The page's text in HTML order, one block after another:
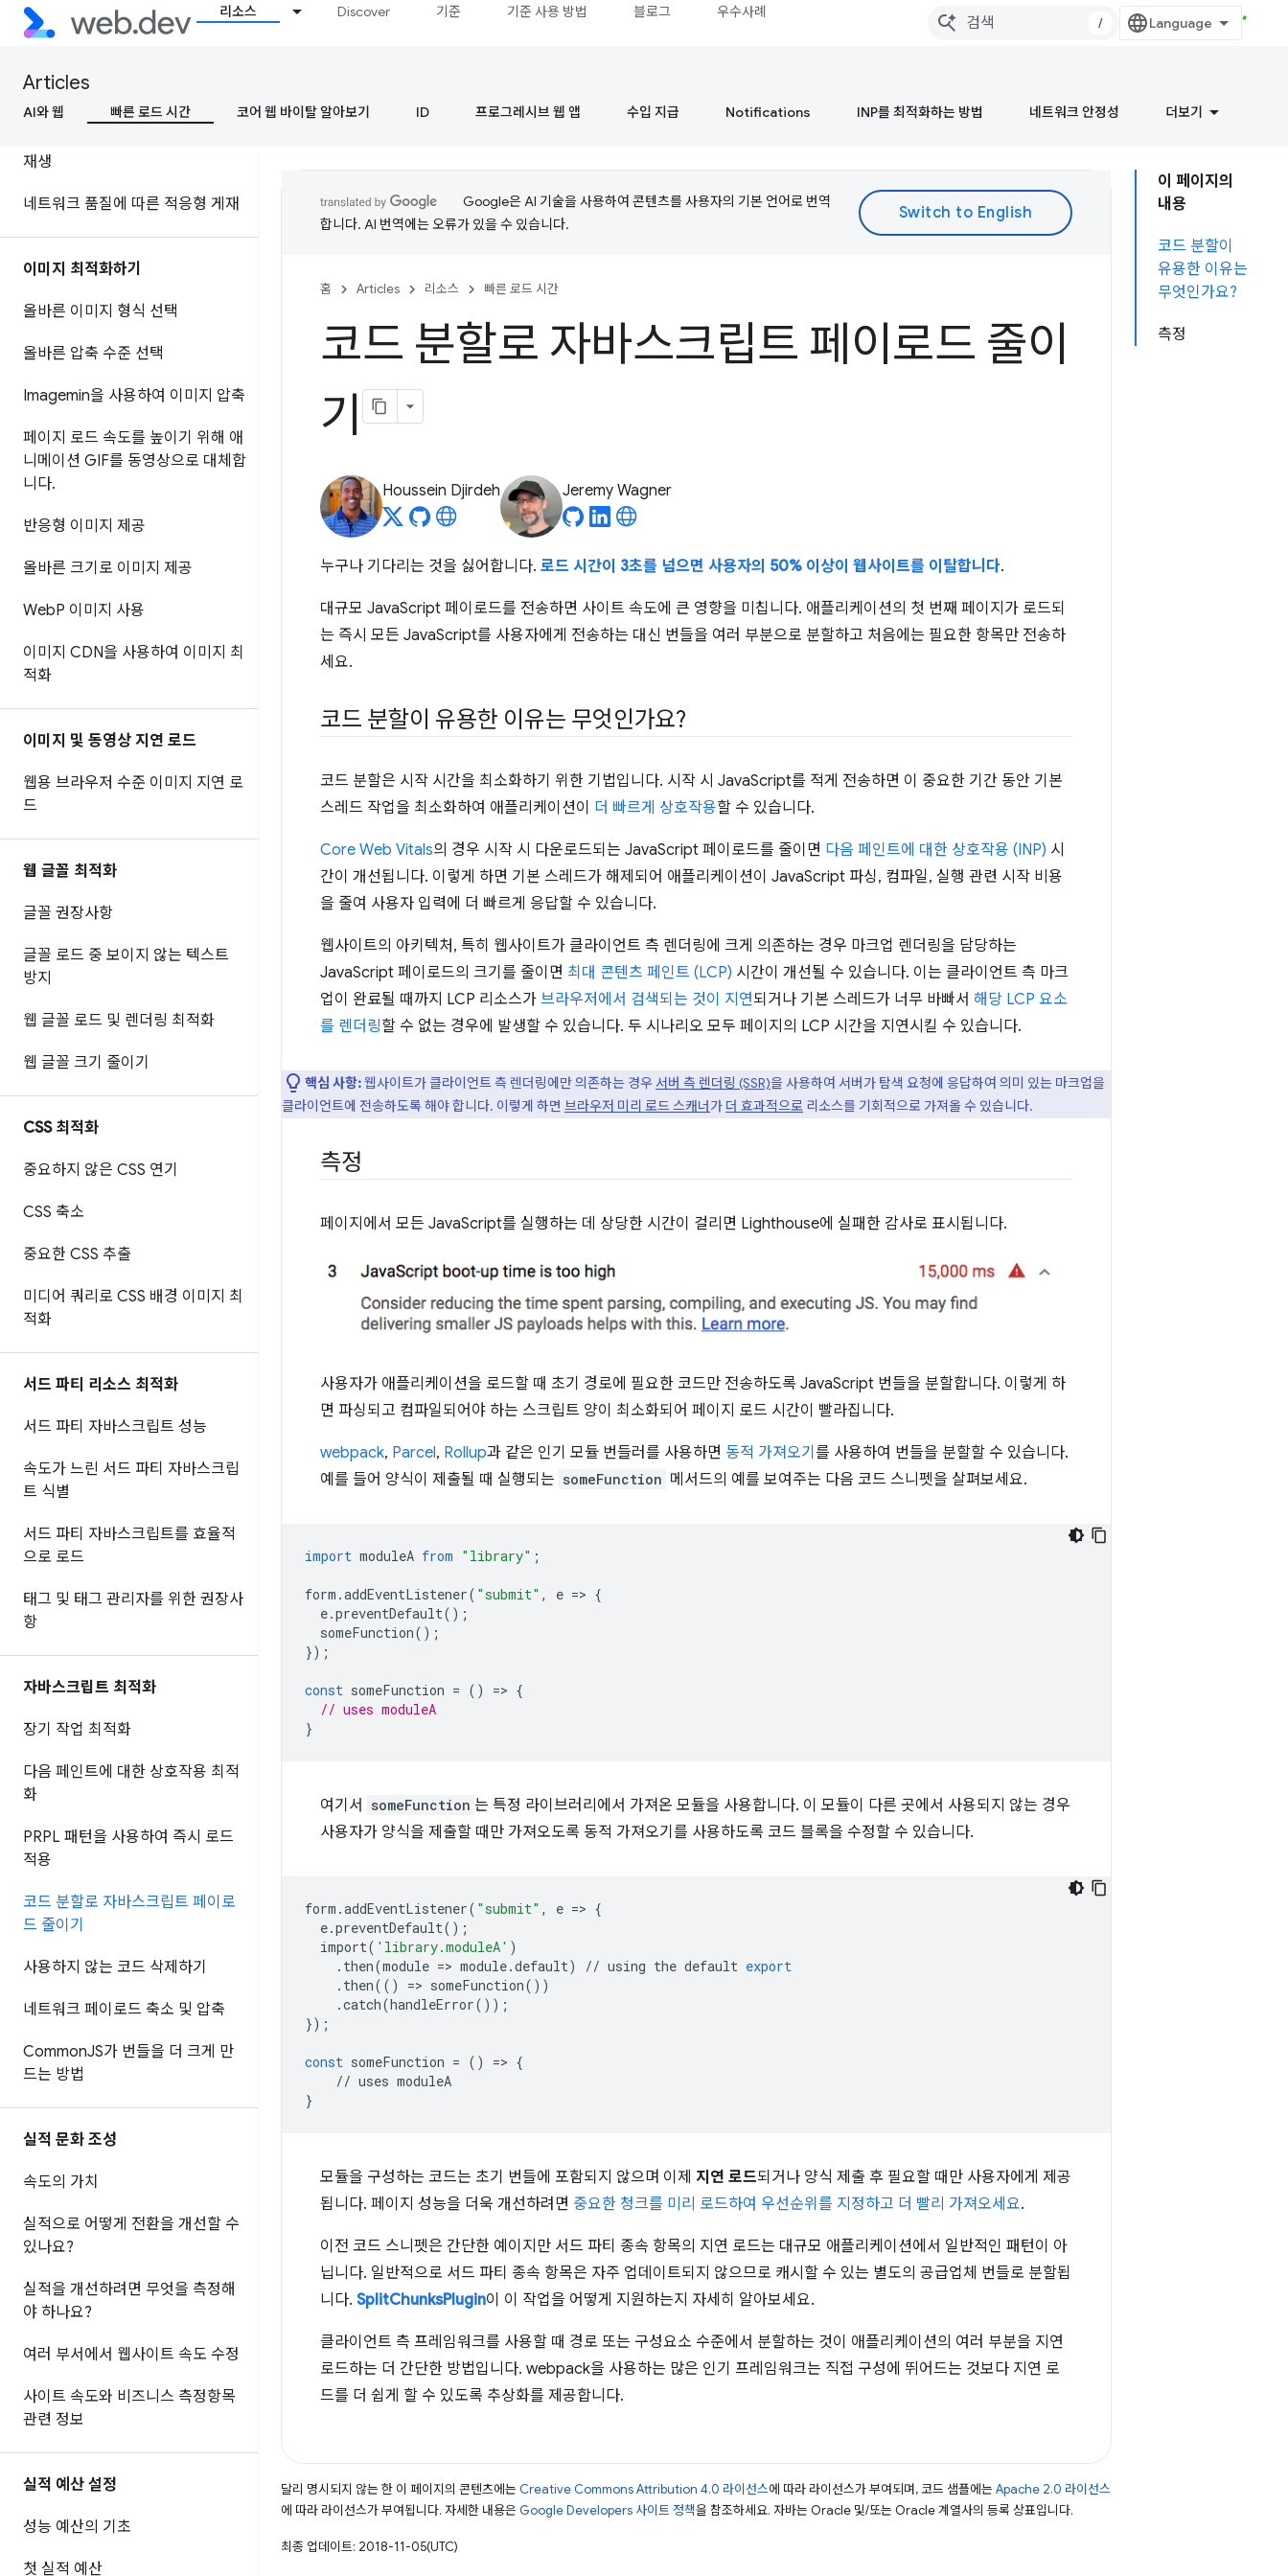
리소스 Discover 기준 기준 사용 방법 블로그 우수사례
/
Articles
AI와 웹 빠른 로드 시간 코어 웹 바이탈 알아보기 ID 프로그레시브 웹 앱 수입 지급 Notifications INP를 최적화하는 방법 네트워크 안정성 더보기
조기에 네트워크 연결을 설정하여
체감되는 페이지 속도 개선
향후 탐색 속도를 높이기 위해 리소
재생
네트워크 품질에 따른 적응형 게재
이미지 최적화하기
올바른 이미지 형식 선택
올바른 압축 수준 선택
Imagemin을 사용하여 이미지 압축
페이지 로드 속도를 높이기 위해 애
니메이션 GIF를 동영상으로 대체합
니다.
반응형 이미지 제공
올바른 크기로 이미지 제공
WebP 이미지 사용
이미지 CDN을 사용하여 이미지 최
적화
이미지 및 동영상 지연 로드
웹용 브라우저 수준 이미지 지연 로
드
웹 글꼴 최적화
글꼴 권장사항
글꼴 로드 중 보이지 않는 텍스트
방지
웹 글꼴 로드 및 렌더링 최적화
웹 글꼴 크기 줄이기
CSS 최적화
중요하지 않은 CSS 연기
CSS 축소
중요한 CSS 추출
미디어 쿼리로 CSS 배경 이미지 최
적화
서드 파티 리소스 최적화
서드 파티 자바스크립트 성능
속도가 느린 서드 파티 자바스크립
트 식별
서드 파티 자바스크립트를 효율적
으로 로드
태그 및 태그 관리자를 위한 권장사
항
자바스크립트 최적화
장기 작업 최적화
다음 페인트에 대한 상호작용 최적
화
PRPL 패턴을 사용하여 즉시 로드
적용
코드 분할로 자바스크립트 페이로
드 줄이기
사용하지 않는 코드 삭제하기
네트워크 페이로드 축소 및 압축
CommonJS가 번들을 더 크게 만
드는 방법
실적 문화 조성
속도의 가치
실적으로 어떻게 전환을 개선할 수
있나요?
실적을 개선하려면 무엇을 측정해
야 하나요?
여러 부서에서 웹사이트 속도 수정
사이트 속도와 비즈니스 측정항목
관련 정보
실적 예산 설정
성능 예산의 기초
첫 실적 예산
이 페이지의
내용
코드 분할이
유용한 이유는
무엇인가요?
측정
Google은 AI 기술을 사용하여 콘텐츠를 사용자의 기본 언어로 번역
합니다. AI 번역에는 오류가 있을 수 있습니다.
홈 Articles 리소스 빠른 로드 시간
코드 분할로 자바스크립트 페이로드 줄이
기
Houssein Djirdeh Jeremy Wagner
누구나 기다리는 것을 싫어합니다. 로드 시간이 3초를 넘으면 사용자의 50% 이상이 웹사이트를 이탈합니다.
대규모 JavaScript 페이로드를 전송하면 사이트 속도에 큰 영향을 미칩니다. 애플리케이션의 첫 번째 페이지가 로드되
는 즉시 모든 JavaScript를 사용자에게 전송하는 대신 번들을 여러 부분으로 분할하고 처음에는 필요한 항목만 전송하
세요.
코드 분할이 유용한 이유는 무엇인가요?
코드 분할은 시작 시간을 최소화하기 위한 기법입니다. 시작 시 JavaScript를 적게 전송하면 이 중요한 기간 동안 기본
스레드 작업을 최소화하여 애플리케이션이 더 빠르게 상호작용할 수 있습니다.
Core Web Vitals의 경우 시작 시 다운로드되는 JavaScript 페이로드를 줄이면 다음 페인트에 대한 상호작용 (INP) 시
간이 개선됩니다. 이렇게 하면 기본 스레드가 해제되어 애플리케이션이 JavaScript 파싱, 컴파일, 실행 관련 시작 비용
을 줄여 사용자 입력에 더 빠르게 응답할 수 있습니다.
웹사이트의 아키텍처, 특히 웹사이트가 클라이언트 측 렌더링에 크게 의존하는 경우 마크업 렌더링을 담당하는
JavaScript 페이로드의 크기를 줄이면 최대 콘텐츠 페인트 (LCP) 시간이 개선될 수 있습니다. 이는 클라이언트 측 마크
업이 완료될 때까지 LCP 리소스가 브라우저에서 검색되는 것이 지연되거나 기본 스레드가 너무 바빠서 해당 LCP 요소
를 렌더링할 수 없는 경우에 발생할 수 있습니다. 두 시나리오 모두 페이지의 LCP 시간을 지연시킬 수 있습니다.
핵심 사항:웹사이트가 클라이언트 측 렌더링에만 의존하는 경우 서버 측 렌더링 (SSR)을 사용하여 서버가 탐색 요청에 응답하여 의미 있는 마크업을
클라이언트에 전송하도록 해야 합니다. 이렇게 하면 브라우저 미리 로드 스캐너가 더 효과적으로 리소스를 기회적으로 가져올 수 있습니다.
측정
페이지에서 모든 JavaScript를 실행하는 데 상당한 시간이 걸리면 Lighthouse에 실패한 감사로 표시됩니다.
사용자가 애플리케이션을 로드할 때 초기 경로에 필요한 코드만 전송하도록 JavaScript 번들을 분할합니다. 이렇게 하
면 파싱되고 컴파일되어야 하는 스크립트 양이 최소화되어 페이지 로드 시간이 빨라집니다.
webpack, Parcel, Rollup과 같은 인기 모듈 번들러를 사용하면 동적 가져오기 를 사용하여 번들을 분할할 수 있습니다.
예를 들어 양식이 제출될 때 실행되는 someFunction 메서드의 예를 보여주는 다음 코드 스니펫을 살펴보세요.
import moduleA from "library" ;
form .addEventListener( "submit" , e => {
e.preventDefault();
someFunction();
});
const someFunction = () => {
// uses moduleA
}
여기서 someFunction 는 특정 라이브러리에서 가져온 모듈을 사용합니다. 이 모듈이 다른 곳에서 사용되지 않는 경우
사용자가 양식을 제출할 때만 가져오도록 동적 가져오기를 사용하도록 코드 블록을 수정할 수 있습니다.
form .addEventListener( "submit" , e => {
e.preventDefault();
import( 'library.moduleA' )
. then(module => module.default) // using the default export
. then(() => someFunction())
.catch(handleError());
});
const someFunction = () => {
// uses moduleA
}
모듈을 구성하는 코드는 초기 번들에 포함되지 않으며 이제 지연 로드되거나 양식 제출 후 필요할 때만 사용자에게 제공
됩니다. 페이지 성능을 더욱 개선하려면 중요한 청크를 미리 로드하여 우선순위를 지정하고 더 빨리 가져오세요.
이전 코드 스니펫은 간단한 예이지만 서드 파티 종속 항목의 지연 로드는 대규모 애플리케이션에서 일반적인 패턴이 아
닙니다. 일반적으로 서드 파티 종속 항목은 자주 업데이트되지 않으므로 캐시할 수 있는 별도의 공급업체 번들로 분할됩
니다. SplitChunksPlugin이 이 작업을 어떻게 지원하는지 자세히 알아보세요.
클라이언트 측 프레임워크를 사용할 때 경로 또는 구성요소 수준에서 분할하는 것이 애플리케이션의 여러 부분을 지연
로드하는 더 간단한 방법입니다. webpack을 사용하는 많은 인기 프레임워크는 직접 구성에 뛰어드는 것보다 지연 로
드를 더 쉽게 할 수 있도록 추상화를 제공합니다.
달리 명시되지 않는 한 이 페이지의 콘텐츠에는 Creative Commons Attribution 4.0 라이선스에 따라 라이선스가 부여되며, 코드 샘플에는 Apache 2.0 라이선스
에 따라 라이선스가 부여됩니다. 자세한 내용은 Google Developers 사이트 정책을 참조하세요. 자바는 Oracle 및/또는 Oracle 계열사의 등록 상표입니다.
최종 업데이트: 2018-11-05(UTC)